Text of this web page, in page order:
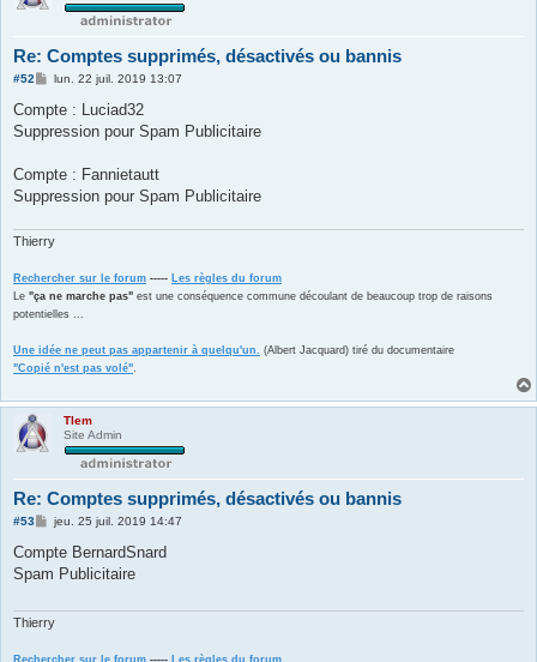
Re: Comptes supprimés, désactivés ou bannis
#52
M
s
a
lun. 22 juil. 2019 13:07
Compte : Luciad32
Suppression pour Spam Publicitaire
Compte : Fannietautt
Suppression pour Spam Publicitaire
Thierry
Rechercher sur le forum -----
Les règles du forum
Le "ça ne marche pas" est une conséquence commune découlant de beaucoup trop de raisons
potentielles ...
Une idée ne peut pas appartenir à quelqu'un.
(Albert Jacquard) tiré du documentaire
"Copié n'est pas volé"
Tlem
Site Admin
Re: Comptes supprimés, désactivés ou bannis
#53
M
s
a
jeu. 25 juil. 2019 14:47
Compte BernardSnard
Spam Publicitaire
Thierry